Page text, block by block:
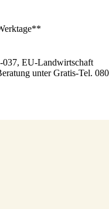
037, EU-Landwirtschaft
unter Gratis-Tel.